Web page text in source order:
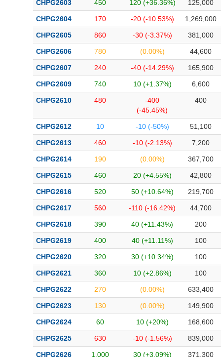
CHPG2603 450 120 (+36.36%) 125,000
CHPG2604 170 -20 (-10.53%) 1,269,000
CHPG2605 860 -30 (-3.37%) 381,000
CHPG2606 780 (0.00%) 44,600
CHPG2607 240 -40 (-14.29%) 165,900
CHPG2609 740 10 (+1.37%) 6,600
CHPG2610 480
-400
(-45.45%)
400
CHPG2612 10 -10 (-50%) 51,100
CHPG2613 460 -10 (-2.13%) 7,200
CHPG2614 190 (0.00%) 367,700
CHPG2615 460 20 (+4.55%) 42,800
CHPG2616 520 50 (+10.64%) 219,700
CHPG2617 560 -110 (-16.42%) 44,700
CHPG2618 390 40 (+11.43%) 200
CHPG2619 400 40 (+11.11%) 100
CHPG2620 320 30 (+10.34%) 100
CHPG2621 360 10 (+2.86%) 100
CHPG2622 270 (0.00%) 633,400
CHPG2623 130 (0.00%) 149,900
CHPG2624 60 10 (+20%) 168,600
CHPG2625 630 -10 (-1.56%) 839,000
CHPG2626 1,000 30 (+3.09%) 371,300
Bài viết của tác giả(-)
Báo cáo phân tích (-)
Thuật ngữ(-)
Dịch vụ(-)
Đào tạo
Sách tài chính
Công cụ đầu tư
Truyền thông tài chính
Dữ liệu tài chính